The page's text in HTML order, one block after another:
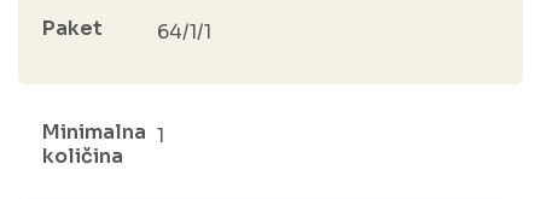
Paket 64/1/1
Minimalna
količina
1